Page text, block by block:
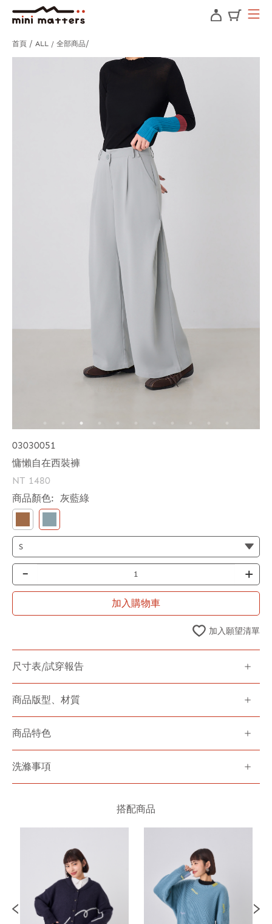
首頁 ALL / 全部商品
03030051
慵懶自在西裝褲
NT 1480
商品顏色:
灰藍綠
- +
加入購物車
加入願望清單
尺寸表/試穿報告
商品版型、材質
商品特色
洗滌事項
搭配商品